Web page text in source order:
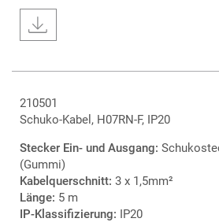
210501
Schuko-Kabel, H07RN-F, IP20
Stecker Ein- und Ausgang:
(Gummi)
Kabelquerschnitt: 3 x 1,5mm²
Länge: 5 m
IP-Klassifizierung: IP20